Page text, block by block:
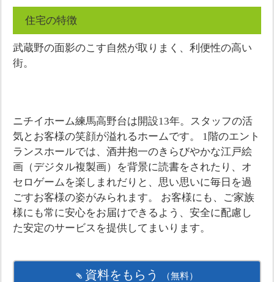
住宅の特徴
武蔵野の面影のこす自然が取りまく、利便性の高い
街。
ニチイホーム練馬高野台は開設13年。スタッフの活
気とお客様の笑顔が溢れるホームです。 1階のエント
ランスホールでは、酒井抱一のきらびやかな江戸絵
画（デジタル複製画）を背景に読書をされたり、オ
セロゲームを楽しまれだりと、思い思いに毎日を過
ごすお客様の姿がみられます。 お客様にも、ご家族
様にも常に安心をお届けできるよう、安全に配慮し
た安定のサービスを提供してまいります。
資料をもらう （無料）